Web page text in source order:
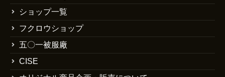
ショップ一覧
フクロウショップ
五〇一被服廠
CISE